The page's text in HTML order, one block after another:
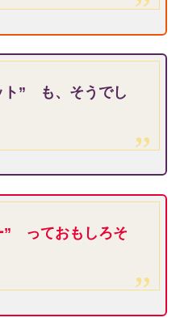
ト” も、そうでし
” っておもしろそ